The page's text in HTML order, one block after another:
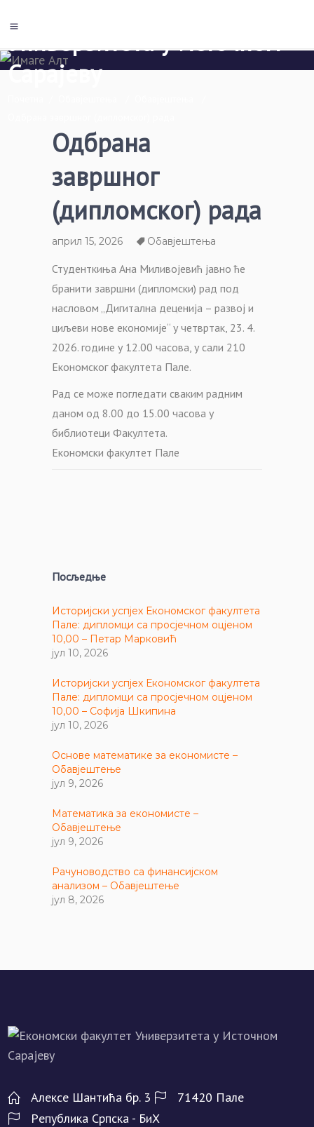
Сарајеву
Одбрана
завршног
(дипломског) рада
април 15, 2026 Обавјештења
Студенткиња Ана Миливојевић јавно ће
бранити завршни (дипломски) рад под
насловом „Дигитална деценија – развој и
циљеви нове економије“ у четвртак, 23. 4.
2026. године у 12.00 часова, у сали 210
Економског факултета Пале.
Рад се може погледати сваким радним
даном од 8.00 до 15.00 часова у
библиотеци Факултета.
Економски факултет Пале
Посљедње
Историјски успјех Економског факултета
Пале: дипломци са просјечном оцјеном
10,00 – Петар Марковић
јул 10, 2026
Историјски успјех Економског факултета
Пале: дипломци са просјечном оцјеном
10,00 – Софија Шкипина
јул 10, 2026
Основе математике за економисте –
Обавјештење
јул 9, 2026
Математика за економисте –
Обавјештење
јул 9, 2026
Рачуноводство са финансијском
анализом – Обавјештење
јул 8, 2026
Алeксe Шантића бр. 3
71420 Палe
Рeпублика Српска - БиХ